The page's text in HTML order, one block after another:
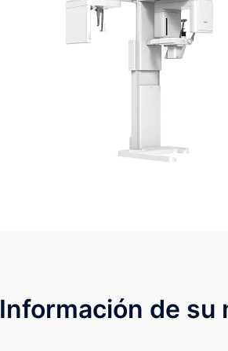
Información de su